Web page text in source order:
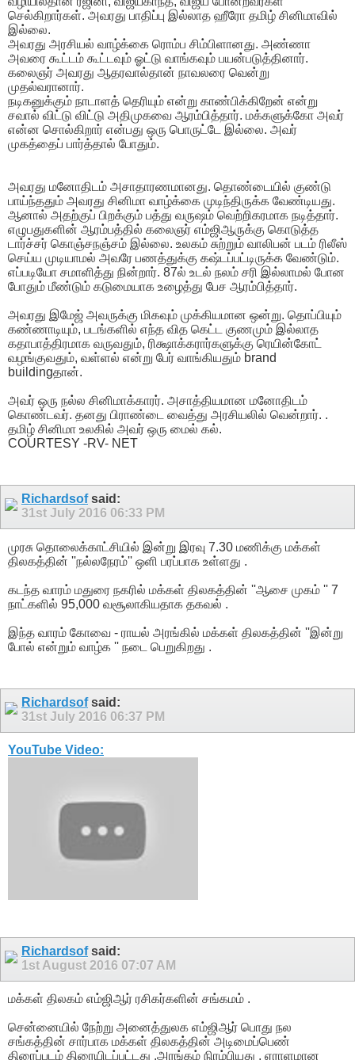
செல்கிறார்கள். அவரது பாதிப்பு இல்லாத ஹீரோ தமிழ் சினிமாவில்
இல்லை.
அவரது அரசியல் வாழ்க்கை ரொம்ப சிம்பிளானது. அண்ணா
அவரை கூட்டம் கூட்டவும் ஓட்டு வாங்கவும் பயன்படுத்தினார்.
கலைஞர் அவரது ஆதரவால்தான் நாவலரை வென்று
முதல்வரானார்.
நடிகனுக்கும் நாடாளத் தெரியும் என்று காண்பிக்கிறேன் என்று
சவால் விட்டு விட்டு அதிமுகவை ஆரம்பித்தார். மக்களுக்கோ அவர்
என்ன சொல்கிறார் என்பது ஒரு பொருட்டே இல்லை. அவர்
முகத்தைப் பார்த்தால் போதும்.
அவரது மனோதிடம் அசாதாரணமானது. தொண்டையில் குண்டு
பாய்ந்ததும் அவரது சினிமா வாழ்க்கை முடிந்திருக்க வேண்டியது.
ஆனால் அதற்குப் பிறக்கும் பத்து வருஷம் வெற்றிகரமாக நடித்தார்.
எழுபதுகளின் ஆரம்பத்தில் கலைஞர் எம்ஜிஆருக்கு கொடுத்த
டார்ச்சர் கொஞ்சநஞ்சம் இல்லை. உலகம் சுற்றும் வாலிபன் படம் ரிலீஸ்
செய்ய முடியாமல் அவரே பணத்துக்கு கஷ்டப்பட்டிருக்க வேண்டும்.
எப்படியோ சமாளித்து நின்றார். 87ல் உடல் நலம் சரி இல்லாமல் போன
போதும் மீண்டும் கடுமையாக உழைத்து பேச ஆரம்பித்தார்.
அவரது இமேஜ் அவருக்கு மிகவும் முக்கியமான ஒன்று. தொப்பியும்
கண்ணாடியும், படங்களில் எந்த வித கெட்ட குணமும் இல்லாத
கதாபாத்திரமாக வருவதும், ரிக்ஷாக்கரார்களுக்கு ரெயின்கோட்
வழங்குவதும், வள்ளல் என்று பேர் வாங்கியதும் brand
buildingதான்.
அவர் ஒரு நல்ல சினிமாக்காரர். அசாத்தியமான மனோதிடம்
கொண்டவர். தனது பிராண்டை வைத்து அரசியலில் வென்றார். .
தமிழ் சினிமா உலகில் அவர் ஒரு மைல் கல்.
COURTESY -RV- NET
Richardsofsaid:
31st July 2016 06:33 PM
முரசு தொலைக்காட்சியில் இன்று இரவு 7.30 மணிக்கு மக்கள்
திலகத்தின் ''நல்லநேரம்'' ஒளி பரப்பாக உள்ளது .
கடந்த வாரம் மதுரை நகரில் மக்கள் திலகத்தின் ''ஆசை முகம் '' 7
நாட்களில் 95,000 வசூலாகியதாக தகவல் .
இந்த வாரம் கோவை - ராயல் அரங்கில் மக்கள் திலகத்தின் ''இன்று
போல் என்றும் வாழ்க '' நடை பெறுகிறது .
Richardsofsaid:
31st July 2016 06:37 PM
YouTube Video:
Richardsofsaid:
1st August 2016 07:07 AM
மக்கள் திலகம் எம்ஜிஆர் ரசிகர்களின் சங்கமம் .
சென்னையில் நேற்று அனைத்துலக எம்ஜிஆர் பொது நல
சங்கத்தின் சார்பாக மக்கள் திலகத்தின் அடிமைப்பெண்
திரைப்படம் திரையிடப்பட்டது .அரங்கம் நிரம்பியது , ஏராளமான